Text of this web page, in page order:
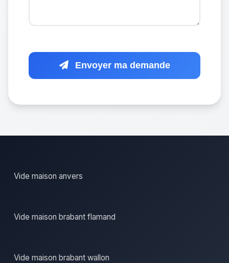
Envoyer ma demande
Vide maison anvers
Vide maison brabant flamand
Vide maison brabant wallon